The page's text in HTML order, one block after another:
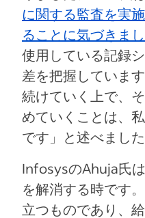
に関する監査を実
ることに気づきま
使用している記録
差を把握していま
続けていく上で、
めていくことは、
です」と述べました
InfosysのAhuja氏
を解消する時です
立つものであり、